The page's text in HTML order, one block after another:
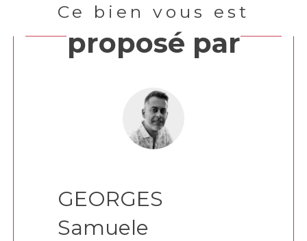
Ce bien vous est
proposé par
GEORGES
Samuele